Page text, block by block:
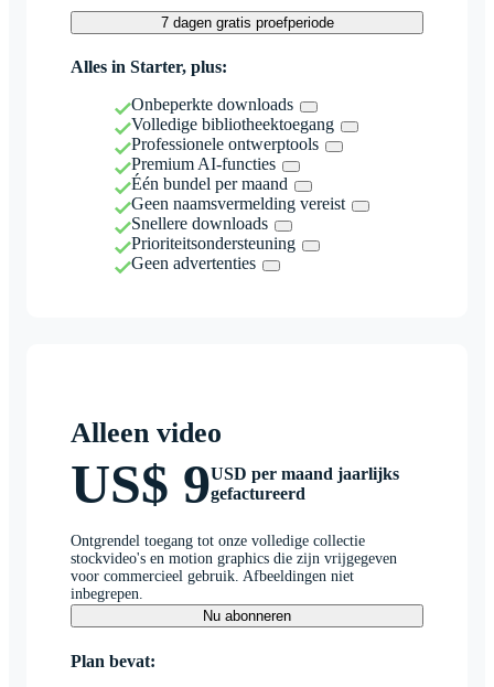
7 dagen gratis proefperiode
Alles in Starter, plus:
Onbeperkte downloads
Volledige bibliotheektoegang
Professionele ontwerptools
Premium AI-functies
Één bundel per maand
Geen naamsvermelding vereist
Snellere downloads
Prioriteitsondersteuning
Geen advertenties
Alleen video
US$ 9USD per maand jaarlijks
gefactureerd
Ontgrendel toegang tot onze volledige collectie
stockvideo's en motion graphics die zijn vrijgegeven
voor commercieel gebruik. Afbeeldingen niet
inbegrepen.
Nu abonneren
Plan bevat: